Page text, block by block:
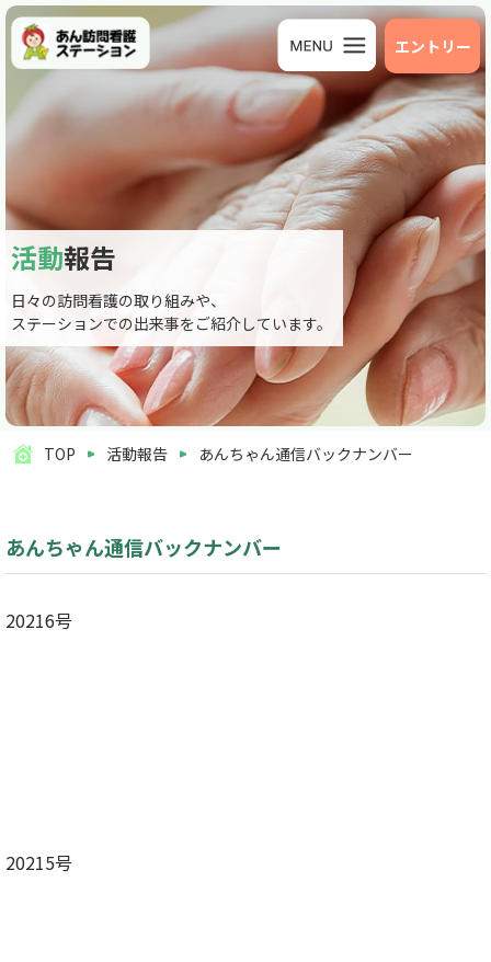
エントリー
活動報告
日々の訪問看護の取り組みや、
ステーションでの出来事をご紹介しています。
TOP 活動報告 あんちゃん通信バックナンバー
あんちゃん通信バックナンバー
20216号
20215号